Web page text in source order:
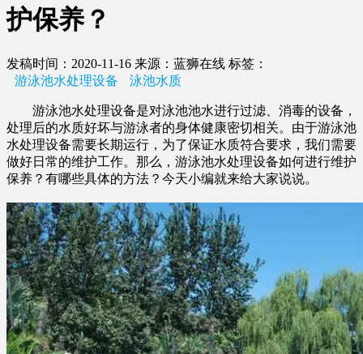
护保养？
发稿时间：2020-11-16 来源：蓝狮在线 标签：
游泳池水处理设备
泳池水质
游泳池水处理设备是对泳池池水进行过滤、消毒的设备，
处理后的水质好坏与游泳者的身体健康密切相关。由于游泳池
水处理设备需要长期运行，为了保证水质符合要求，我们需要
做好日常的维护工作。那么，游泳池水处理设备如何进行维护
保养？有哪些具体的方法？今天小编就来给大家说说。